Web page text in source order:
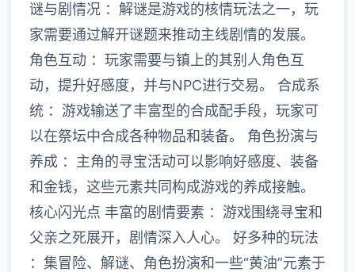
谜与剧情况 ：解谜是游戏的核情玩法之一，玩
家需要通过解开谜题来推动主线剧情的发展。
角色互动 ：玩家需要与镇上的其别人角色互
动，提升好感度，并与NPC进行交易。 合成系
统 ：游戏输送了丰富型的合成配手段，玩家可
以在祭坛中合成各种物品和装备。 角色扮演与
养成 ：主角的寻宝活动可以影响好感度、装备
和金钱，这些元素共同构成游戏的养成接触。
核心闪光点 丰富的剧情要素 ：游戏围绕寻宝和
父亲之死展开，剧情深入人心。 好多种的玩法
：集冒险、解谜、角色扮演和一些“黄油”元素于